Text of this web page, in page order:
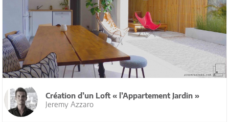
Création d’un Loft « l’Appartement Jardin »
Jeremy Azzaro